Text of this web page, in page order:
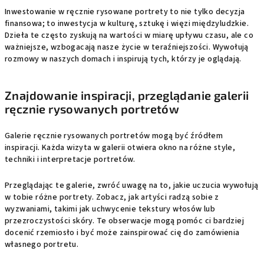
Inwestowanie w ręcznie rysowane portrety to nie tylko decyzja
finansowa; to inwestycja w kulturę, sztukę i więzi międzyludzkie.
Dzieła te często zyskują na wartości w miarę upływu czasu, ale co
ważniejsze, wzbogacają nasze życie w teraźniejszości. Wywołują
rozmowy w naszych domach i inspirują tych, którzy je oglądają.
Znajdowanie inspiracji, przeglądanie galerii
ręcznie rysowanych portretów
Galerie ręcznie rysowanych portretów mogą być źródłem
inspiracji. Każda wizyta w galerii otwiera okno na różne style,
techniki i interpretacje portretów.
Przeglądając te galerie, zwróć uwagę na to, jakie uczucia wywołują
w tobie różne portrety. Zobacz, jak artyści radzą sobie z
wyzwaniami, takimi jak uchwycenie tekstury włosów lub
przezroczystości skóry. Te obserwacje mogą pomóc ci bardziej
docenić rzemiosło i być może zainspirować cię do zamówienia
własnego portretu.